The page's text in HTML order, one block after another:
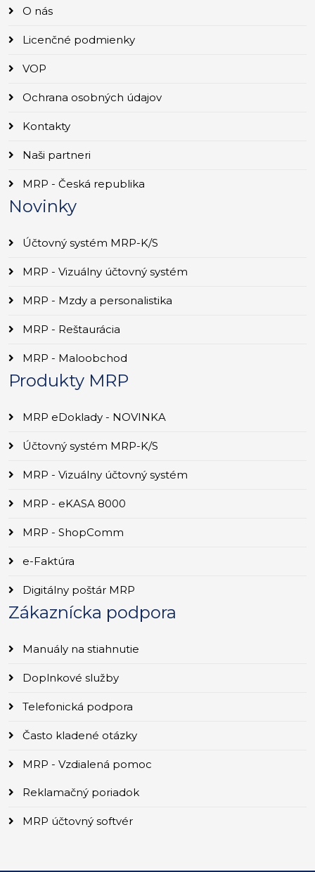
O nás
Licenčné podmienky
VOP
Ochrana osobných údajov
Kontakty
Naši partneri
MRP - Česká republika
Novinky
Účtovný systém MRP-K/S
MRP - Vizuálny účtovný systém
MRP - Mzdy a personalistika
MRP - Reštaurácia
MRP - Maloobchod
Produkty MRP
MRP eDoklady - NOVINKA
Účtovný systém MRP-K/S
MRP - Vizuálny účtovný systém
MRP - eKASA 8000
MRP - ShopComm
e-Faktúra
Digitálny poštár MRP
Zákaznícka podpora
Manuály na stiahnutie
Doplnkové služby
Telefonická podpora
Často kladené otázky
MRP - Vzdialená pomoc
Reklamačný poriadok
MRP účtovný softvér